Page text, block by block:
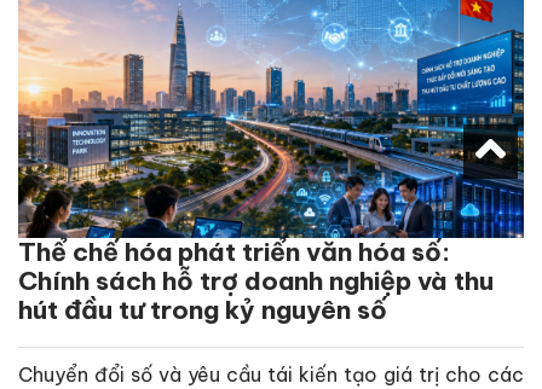
Thể chế hóa phát triển văn hóa số:
Chính sách hỗ trợ doanh nghiệp và thu
hút đầu tư trong kỷ nguyên số
Chuyển đổi số và yêu cầu tái kiến tạo giá trị cho các